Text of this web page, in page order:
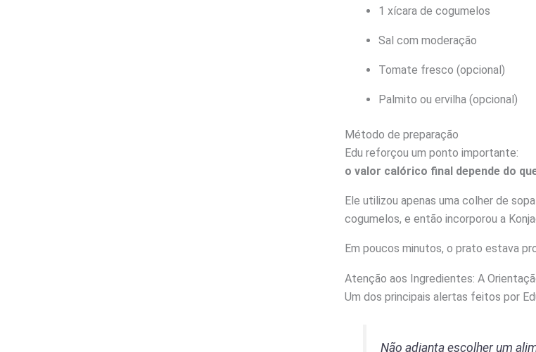
1 xícara de cogumelos
Sal com moderação
Tomate fresco (opcional)
Palmito ou ervilha (opcional)
Método de preparação
Edu reforçou um ponto importante:
o valor calórico final depende do
Ele utilizou apenas uma colher de
cogumelos, e então incorporou a
Em poucos minutos, o prato estava
Atenção aos Ingredientes: A
Um dos principais alertas feitos por
Não adianta escolher um